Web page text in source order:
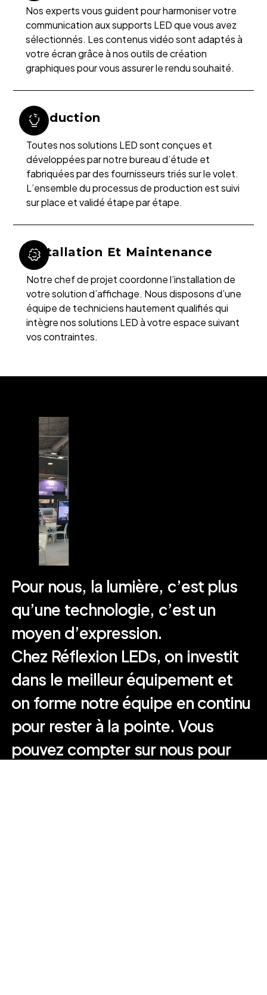
Nos experts vous guident pour harmoniser votre
communication aux supports LED que vous avez
sélectionnés. Les contenus vidéo sont adaptés à
votre écran grâce à nos outils de création
graphiques pour vous assurer le rendu souhaité.
Production
Toutes nos solutions LED sont conçues et
développées par notre bureau d’étude et
fabriquées par des fournisseurs triés sur le volet.
L’ensemble du processus de production est suivi
sur place et validé étape par étape.
Installation Et Maintenance
Notre chef de projet coordonne l’installation de
votre solution d’affichage. Nous disposons d’une
équipe de techniciens hautement qualifiés qui
intègre nos solutions LED à votre espace suivant
vos contraintes.
Pour nous, la lumière, c’est plus
qu’une technologie, c’est un
moyen d’expression.
Chez Réflexion LEDs, on investit
dans le meilleur équipement et
on forme notre équipe en continu
pour rester à la pointe. Vous
pouvez compter sur nous pour